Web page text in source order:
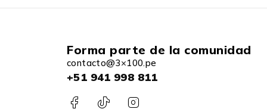
Forma parte de la comunidad
contacto@3×100.pe
+51 941 998 811